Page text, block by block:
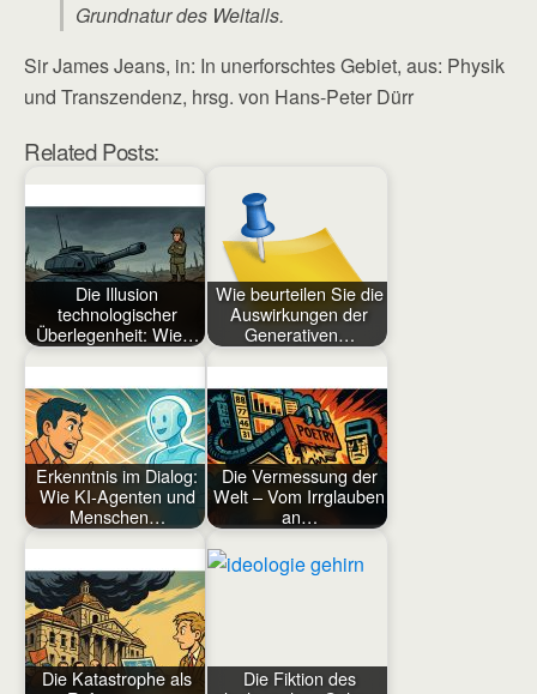
Grundnatur des Weltalls.
Sir James Jeans, in: In unerforschtes Gebiet, aus: Physik
und Transzendenz, hrsg. von Hans-Peter Dürr
Related Posts:
Die Illusion
technologischer
Überlegenheit: Wie…
Wie beurteilen Sie die
Auswirkungen der
Generativen…
Erkenntnis im Dialog:
Wie KI-Agenten und
Menschen…
Die Vermessung der
Welt – Vom Irrglauben
an…
Die Katastrophe als
Die Fiktion des